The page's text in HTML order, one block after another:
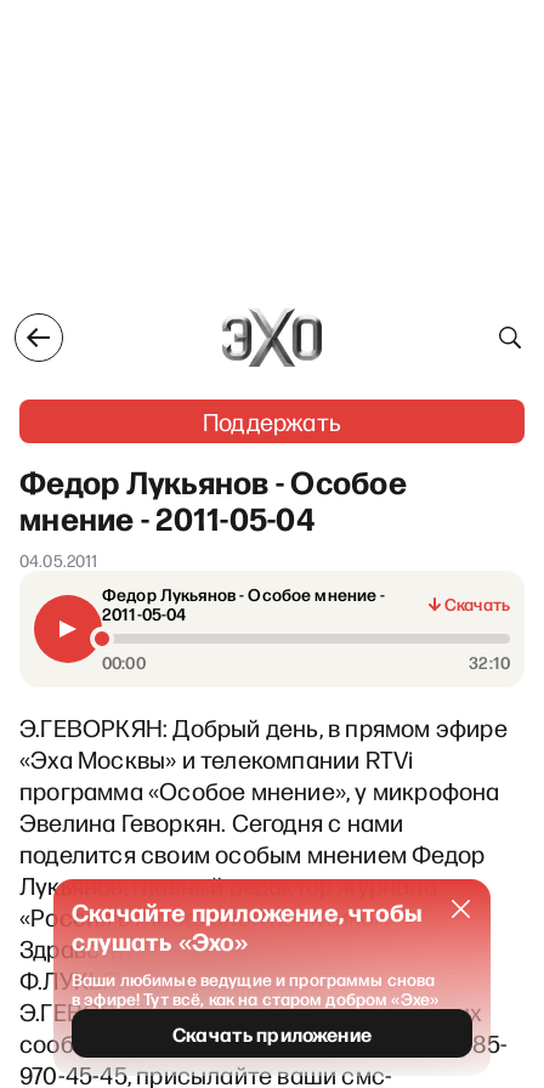
Поддержать
Федор Лукьянов - Особое
мнение - 2011-05-04
04.05.2011
Федор Лукьянов - Особое мнение -
2011-05-04
Скачать
00:00 32:10
Э.ГЕВОРКЯН: Добрый день, в прямом эфире
«Эха Москвы» и телекомпании RTVi
программа «Особое мнение», у микрофона
Эвелина Геворкян. Сегодня с нами
поделится своим особым мнением Федор
Лукьянов, главный редактор журнала
«Россия в глобальной политике».
Здравствуйте, Федор.
Ф.ЛУКЬЯНОВ: Здравствуйте.
Э.ГЕВОРКЯН: Номер телефона для ваших
сообщений, вопросов нашему гостю +7-985-
970-45-45, присылайте ваши смс-
Скачайте приложение, чтобы
слушать «Эхо»
Ваши любимые ведущие и программы снова
в эфире! Тут всё, как на старом добром «Эхе»
Скачать приложение